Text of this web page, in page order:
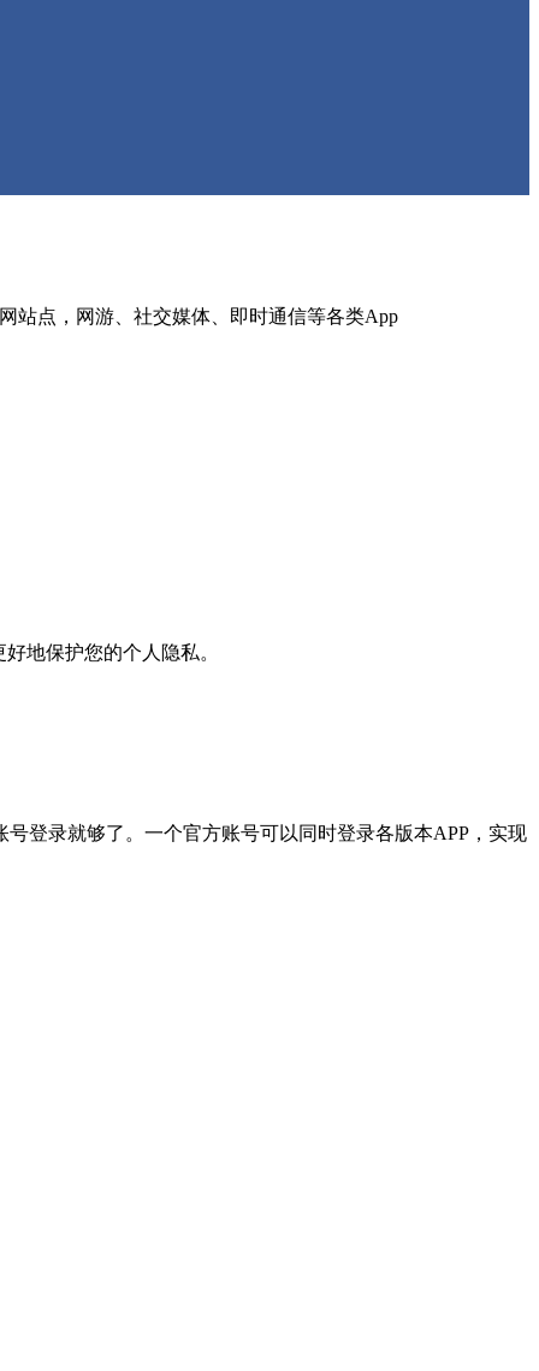
站点，网游、社交媒体、即时通信等各类App
地保护您的个人隐私。
号登录就够了。一个官方账号可以同时登录各版本APP，实现